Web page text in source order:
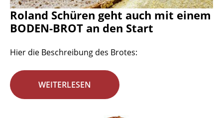
Roland Schüren geht auch mit einem
BODEN-BROT an den Start
Hier die Beschreibung des Brotes:
WEITERLESEN